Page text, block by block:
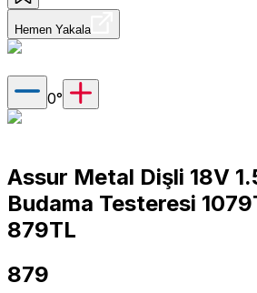
Hemen Yakala
0°
Assur Metal Dişli 18V
Budama Testeresi
879TL
879